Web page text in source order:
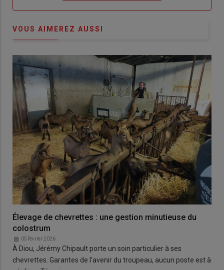
VOUS AIMEREZ AUSSI
Élevage de chevrettes : une gestion minutieuse du
colostrum
05 février 2026
À Diou, Jérémy Chipault porte un soin particulier à ses
chevrettes. Garantes de l'avenir du troupeau, aucun poste est à